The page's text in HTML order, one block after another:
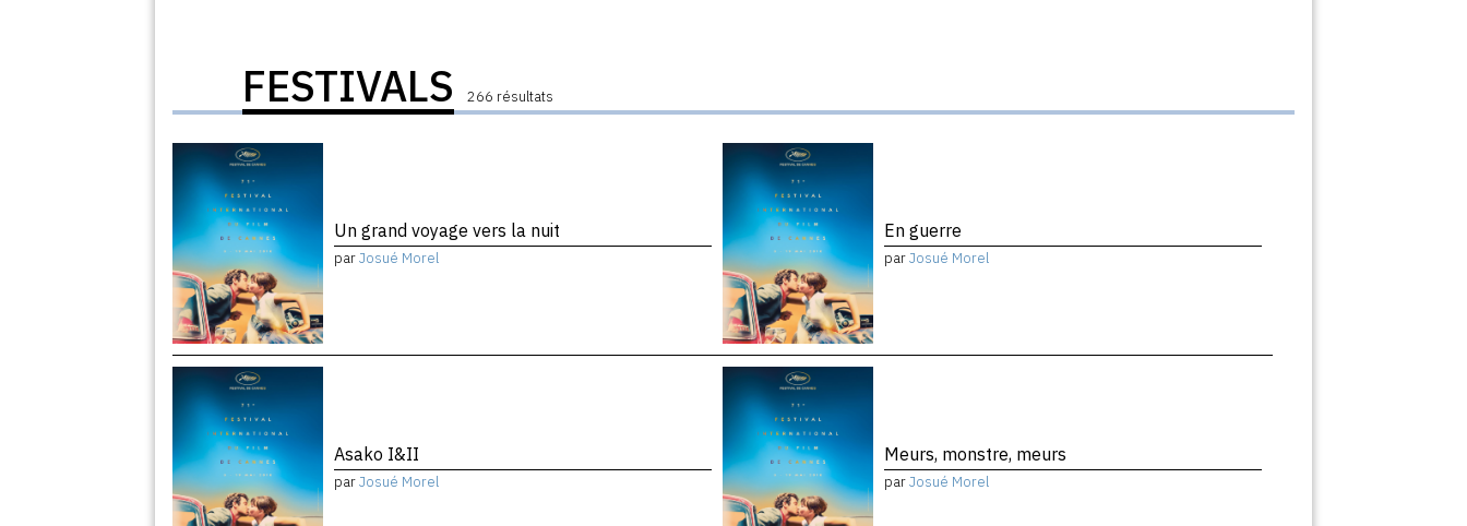
FESTIVALS 266 résultats
Un grand voyage vers la nuit
parJosué Morel
En guerre
parJosué Morel
Asako I&II
parJosué Morel
Meurs, monstre, meurs
parJosué Morel